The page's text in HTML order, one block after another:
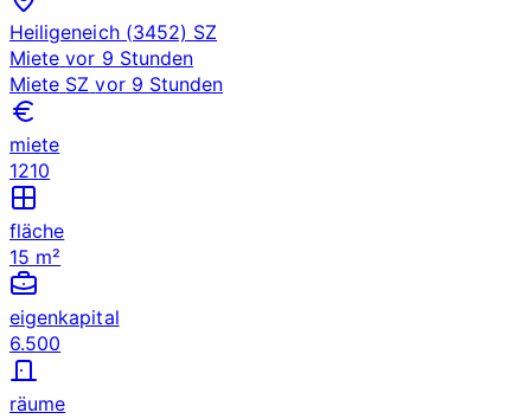
Heiligeneich (3452) SZ
Miete vor 9 Stunden
Miete SZ vor 9 Stunden
miete
1210
fläche
15 m²
eigenkapital
6.500
räume